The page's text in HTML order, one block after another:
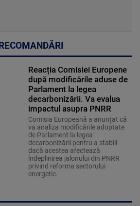
RECOMANDĂRI
Reacția Comisiei Europene
după modificările aduse de
Parlament la legea
decarbonizării. Va evalua
impactul asupra PNRR
Comisia Europeană a anunțat că
va analiza modificările adoptate
de Parlament la legea
decarbonizării pentru a stabili
dacă acestea afectează
îndeplinirea jalonului din PNRR
privind reforma sectorului
energetic.